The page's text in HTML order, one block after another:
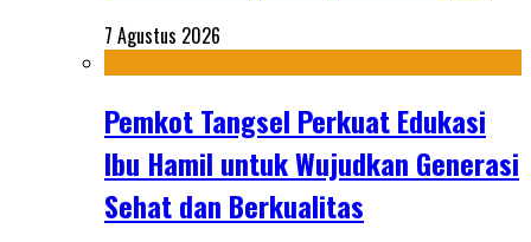
7 Agustus 2026
Pemkot Tangsel Perkuat Edukasi
Ibu Hamil untuk Wujudkan Generasi
Sehat dan Berkualitas